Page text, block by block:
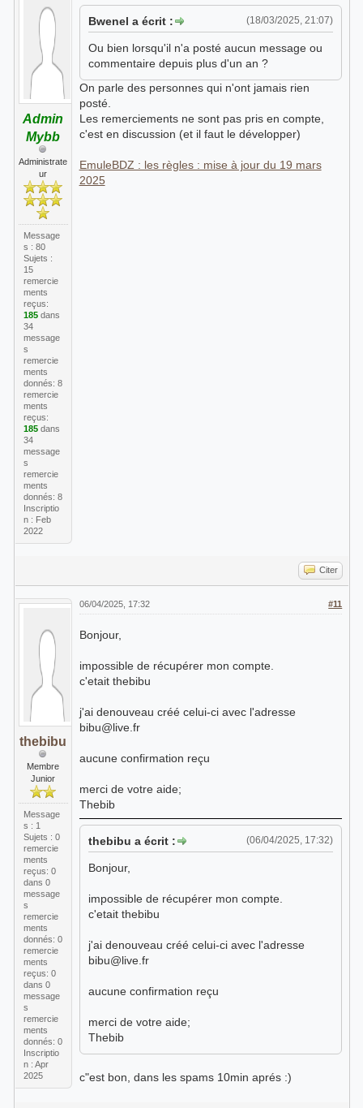
Admin
Mybb
Administrate
ur
Message
s : 80
Sujets :
15
remercie
ments
reçus:
185dans
34
message
s
remercie
ments
donnés: 8
remercie
ments
reçus:
185dans
34
message
s
remercie
ments
donnés: 8
Inscriptio
n : Feb
2022
(18/03/2025, 21:07)
Bwenel a écrit :
Ou bien lorsqu'il n'a posté aucun message ou
commentaire depuis plus d'un an ?
On parle des personnes qui n'ont jamais rien
posté.
Les remerciements ne sont pas pris en compte,
c'est en discussion (et il faut le développer)
EmuleBDZ : les règles : mise à jour du 19 mars
2025
Citer
thebibu
Membre
Junior
Message
s : 1
Sujets : 0
remercie
ments
reçus: 0
dans 0
message
s
remercie
ments
donnés: 0
remercie
ments
reçus: 0
dans 0
message
s
remercie
ments
donnés: 0
Inscriptio
n : Apr
2025
#11
06/04/2025, 17:32
Bonjour,
impossible de récupérer mon compte.
c'etait thebibu
j'ai denouveau créé celui-ci avec l'adresse
bibu@live.fr
aucune confirmation reçu
merci de votre aide;
Thebib
(06/04/2025, 17:32)
thebibu a écrit :
Bonjour,
impossible de récupérer mon compte.
c'etait thebibu
j'ai denouveau créé celui-ci avec l'adresse
bibu@live.fr
aucune confirmation reçu
merci de votre aide;
Thebib
c"est bon, dans les spams 10min aprés :)